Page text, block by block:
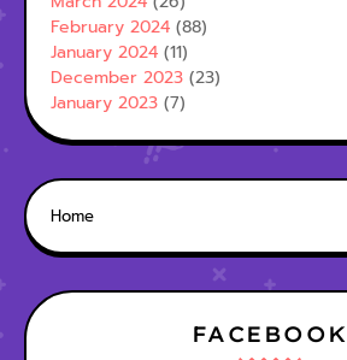
February 2024 (88)
January 2024 (11)
December 2023 (23)
January 2023 (7)
Home
FACEBOOK